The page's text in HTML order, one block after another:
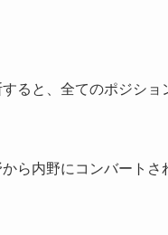
ると、全てのポジショ
ら内野にコンバートさ